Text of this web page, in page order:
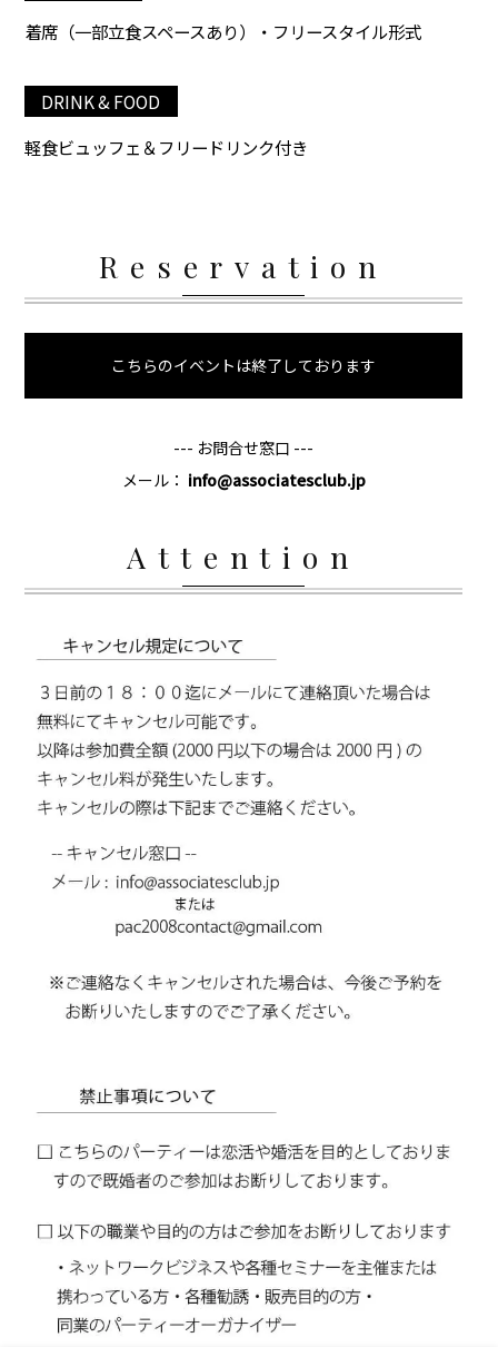
着席（一部立食スペースあり）・フリースタイル形式
DRINK & FOOD
軽食ビュッフェ＆フリードリンク付き
Reservation
こちらのイベントは終了しております
--- お問合せ窓口 ---
メール： info@associatesclub.jp
Attention